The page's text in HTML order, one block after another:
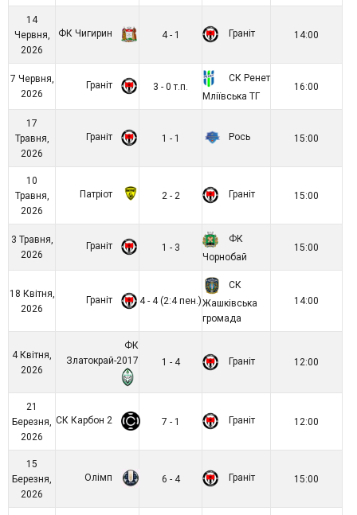
14
Червня,
2026
ФК Чигирин 4 - 1 Граніт 14:00
7 Червня,
2026
Граніт 3 - 0 т.п.
СК Ренет
Мліївська ТГ
16:00
17
Травня,
2026
Граніт 1 - 1 Рось 15:00
10
Травня,
2026
Патріот 2 - 2 Граніт 15:00
3 Травня,
2026
Граніт 1 - 3
ФК
Чорнобай
15:00
18 Квітня,
2026
Граніт 4 - 4 (2:4 пен.)
СК
Жашківська
громада
14:00
4 Квітня,
2026
ФК
Златокрай-2017
1 - 4 Граніт 12:00
21
Березня,
2026
СК Карбон 2 7 - 1 Граніт 12:00
15
Березня,
2026
Олімп 6 - 4 Граніт 15:00